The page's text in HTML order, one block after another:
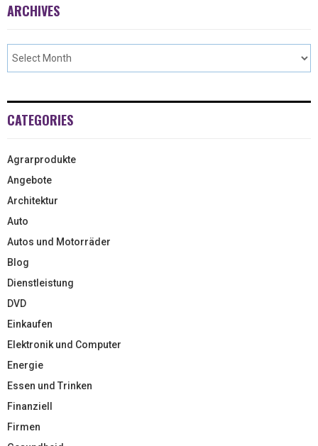
ARCHIVES
CATEGORIES
Agrarprodukte
Angebote
Architektur
Auto
Autos und Motorräder
Blog
Dienstleistung
DVD
Einkaufen
Elektronik und Computer
Energie
Essen und Trinken
Finanziell
Firmen